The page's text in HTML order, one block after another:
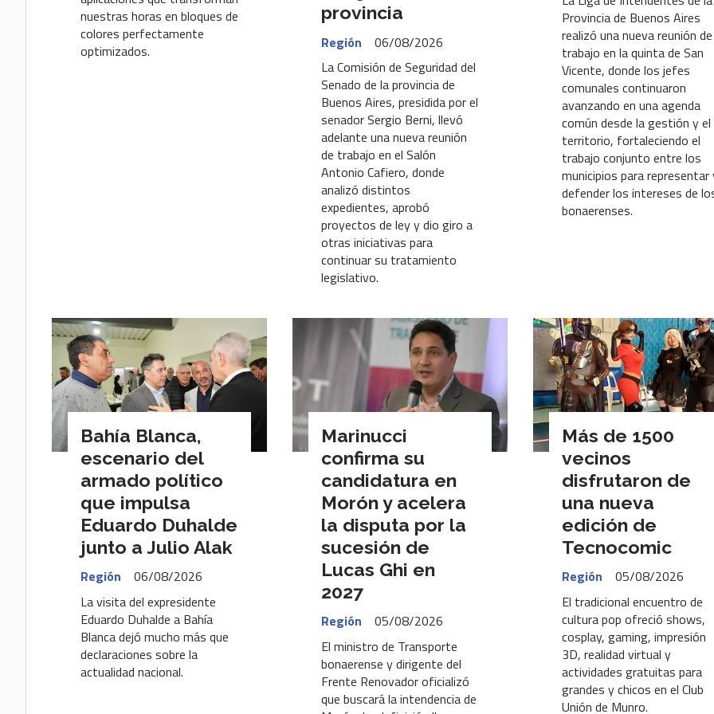
nuestras horas en bloques de
colores perfectamente
optimizados.
provincia
Región
06/08/2026
La Comisión de Seguridad del
Senado de la provincia de
Buenos Aires, presidida por el
senador Sergio Berni, llevó
adelante una nueva reunión
de trabajo en el Salón
Antonio Cafiero, donde
analizó distintos
expedientes, aprobó
proyectos de ley y dio giro a
otras iniciativas para
continuar su tratamiento
legislativo.
Provincia de Buenos Aires
realizó una nueva reunión de
trabajo en la quinta de San
Vicente, donde los jefes
comunales continuaron
avanzando en una agenda
común desde la gestión y el
territorio, fortaleciendo el
trabajo conjunto entre los
municipios para representar
defender los intereses de
bonaerenses.
Bahía Blanca,
escenario del
armado político
que impulsa
Eduardo Duhalde
junto a Julio Alak
Región
06/08/2026
La visita del expresidente
Eduardo Duhalde a Bahía
Blanca dejó mucho más que
declaraciones sobre la
actualidad nacional.
Marinucci
confirma su
candidatura en
Morón y acelera
la disputa por la
sucesión de
Lucas Ghi en
2027
Región
05/08/2026
El ministro de Transporte
bonaerense y dirigente del
Frente Renovador oficializó
que buscará la intendencia de
Más de 1500
vecinos
disfrutaron de
una nueva
edición de
Tecnocomic
Región
05/08/2026
El tradicional encuentro de
cultura pop ofreció shows,
cosplay, gaming, impresión
3D, realidad virtual y
actividades gratuitas para
grandes y chicos en el Club
Unión de Munro.